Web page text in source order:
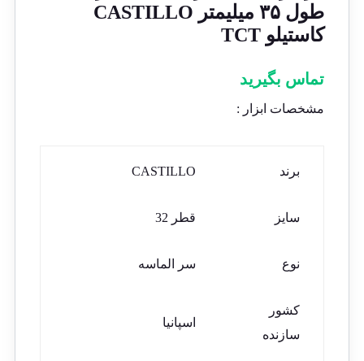
طول ۳۵ میلیمتر CASTILLO
کاستیلو TCT
تماس بگیرید
مشخصات ابزار :
برند CASTILLO
سایز قطر 32
نوع سر الماسه
کشور
سازنده
اسپانیا